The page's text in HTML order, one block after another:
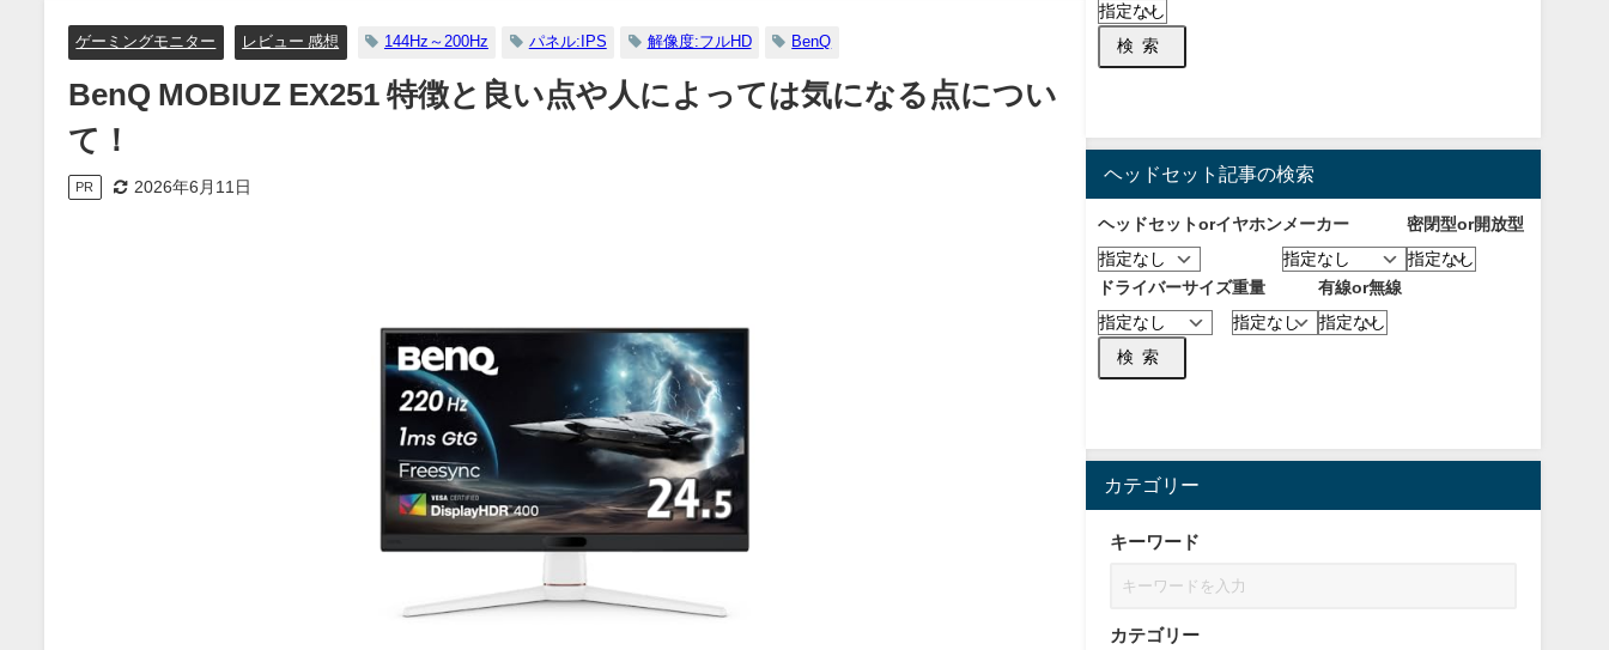
ゲーミングモニター レビュー 感想 144Hz～200Hz パネル:IPS 解像度:フルHD BenQ
BenQ MOBIUZ EX251 特徴と良い点や人によっては気になる点につい
て！
PR 2026年6月11日
検索
ヘッドセット記事の検索
ヘッドセットorイヤホン メーカー 密閉型or開放型
ドライバーサイズ重量 有線or無線
検索
カテゴリー
キーワード
カテゴリー